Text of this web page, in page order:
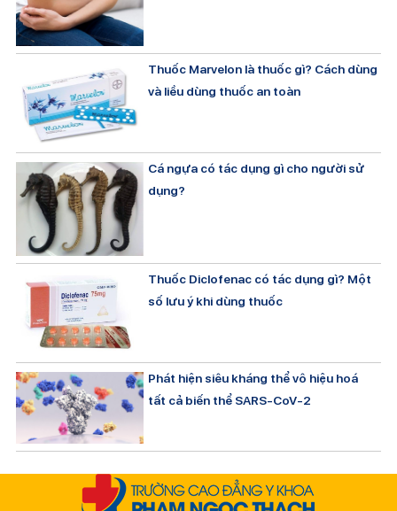
Thuốc Marvelon là thuốc gì? Cách dùng
và liều dùng thuốc an toàn
Cá ngựa có tác dụng gì cho người sử
dụng?
Thuốc Diclofenac có tác dụng gì? Một
số lưu ý khi dùng thuốc
Phát hiện siêu kháng thể vô hiệu hoá
tất cả biến thể SARS-CoV-2